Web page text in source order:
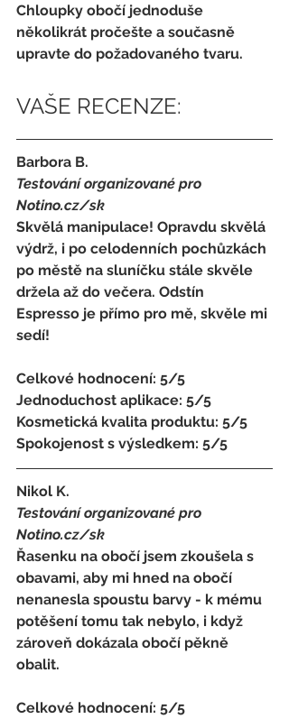
Chloupky obočí jednoduše
několikrát pročešte a současně
upravte do požadovaného tvaru.
VAŠE RECENZE:
Barbora B.
Testování organizované pro
Notino.cz/sk
Skvělá manipulace! Opravdu skvělá
výdrž, i po celodenních pochůzkách
po městě na sluníčku stále skvěle
držela až do večera. Odstín
Espresso je přímo pro mě, skvěle mi
sedí!
Celkové hodnocení: 5/5
Jednoduchost aplikace: 5/5
Kosmetická kvalita produktu: 5/5
Spokojenost s výsledkem: 5/5
Nikol K.
Testování organizované pro
Notino.cz/sk
Řasenku na obočí jsem zkoušela s
obavami, aby mi hned na obočí
nenanesla spoustu barvy - k mému
potěšení tomu tak nebylo, i když
zároveň dokázala obočí pěkně
obalit.
Celkové hodnocení: 5/5